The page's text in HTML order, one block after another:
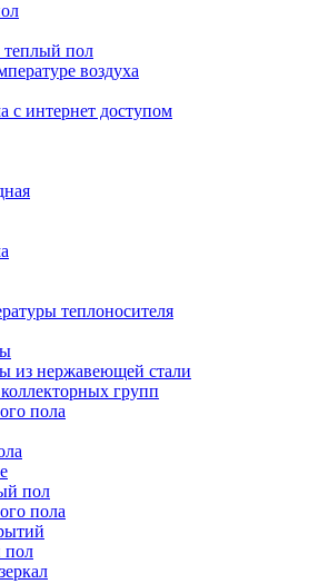
теплый пол
воздуха
с интернет доступом
теплоносителя
из нержавеющей стали
групп
пола
пол
пола
пол